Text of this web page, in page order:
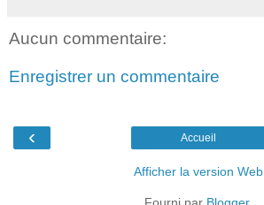
Aucun commentaire:
Enregistrer un commentaire
‹ Accueil
Afficher la version Web
Fourni par Blogger.